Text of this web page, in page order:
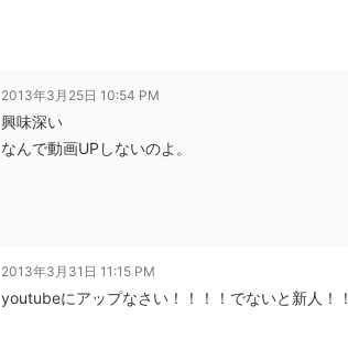
2013年3月25日 10:54 PM
興味深い
なんで動画UPしないのよ。
2013年3月31日 11:15 PM
youtubeにアップなさい！！！！でないと新人！！